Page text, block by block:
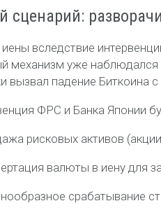
сценарий:
вследствие
механизм уже наблюдался
вызвал падение Биткоина
ФРС и Банка Японии
рисковых активов
валюты в иену для
срабатывание